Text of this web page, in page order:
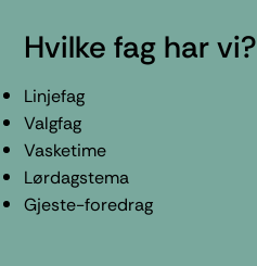
Hvilke fag har vi?
Linjefag
Valgfag
Vasketime
Lørdagstema
Gjeste-foredrag